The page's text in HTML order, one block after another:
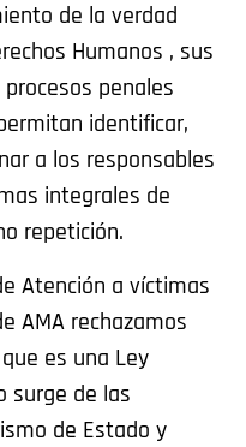
de la verdad
Humanos , sus
penales
identificar,
a los responsables
integrales de
repetición.
Atención a víctimas
AMA rechazamos
es una Ley
surge de las
de Estado y